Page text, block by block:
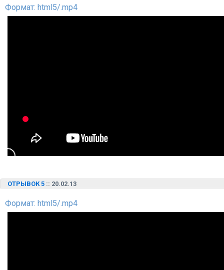
Формат: html5/.mp4
ОТРЫВОК 5 :: 20.02.13
Формат: html5/.mp4